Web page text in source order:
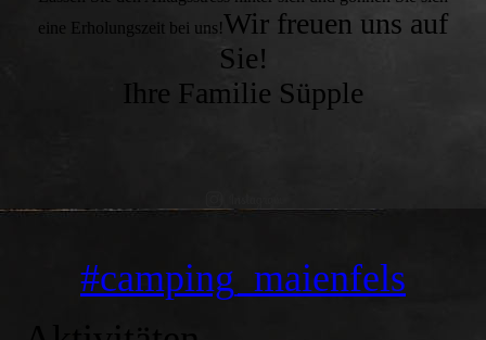
eine Erholungszeit bei uns!Wir freuen uns auf
Sie!
Ihre Familie Süpple
#camping_maienfels